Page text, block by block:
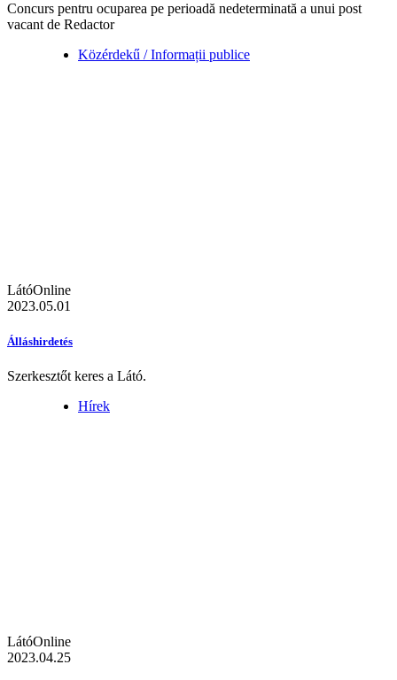
Concurs pentru ocuparea pe perioadă nedeterminată a unui post
vacant de Redactor
Közérdekű / Informații publice
LátóOnline
2023.05.01
Álláshirdetés
Szerkesztőt keres a Látó.
Hírek
LátóOnline
2023.04.25